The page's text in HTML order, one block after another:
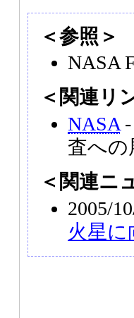
＜参照＞
NASA
＜関連リ
NASA -
査への
＜関連ニ
2005/
火星